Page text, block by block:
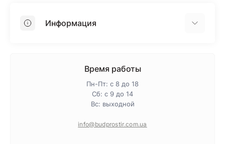
ПенопластИнформация
Политика конфиденциальности
Время работы
Пн-Пт: с 8 до 18
Сб: с 9 до 14
Вс: выходной
info@budprostir.com.ua